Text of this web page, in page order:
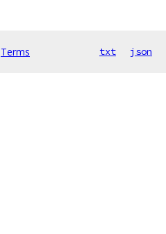
Terms txt json